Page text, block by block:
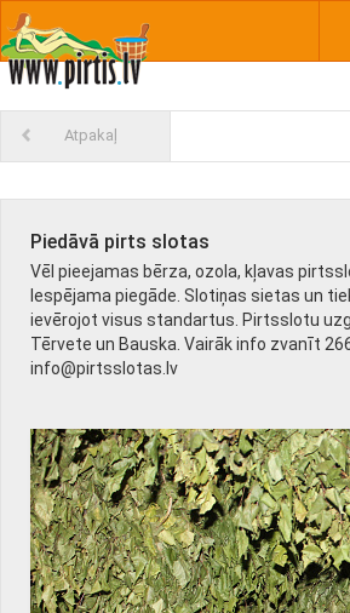
Atpakaļ
Piedāvā pirts slotas
Vēl pieejamas bērza, ozola, kļavas
Iespējama piegāde. Slotiņas sietas un
ievērojot visus standartus. Pirtsslotu
Tērvete un Bauska. Vairāk info zvanīt
info@pirtsslotas.lv